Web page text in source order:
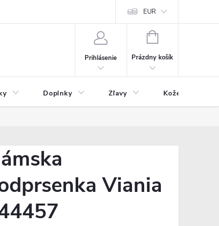
EUR
Prihlásenie
NÁKUPNÝ
Prázdny košík
Doplnky Zľavy Kožený tovar
Viania